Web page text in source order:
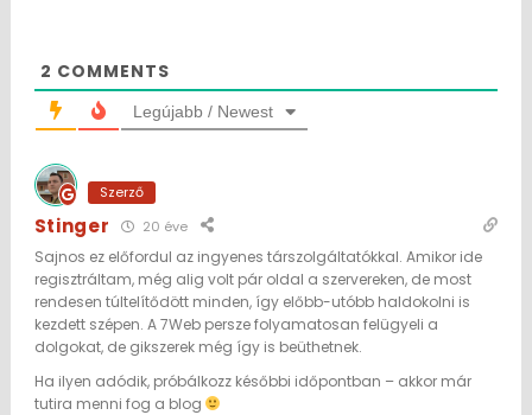
2 COMMENTS
Legújabb / Newest
Szerző
Stinger 20 éve
Sajnos ez előfordul az ingyenes társzolgáltatókkal. Amikor ide
regisztráltam, még alig volt pár oldal a szervereken, de most
rendesen túltelítődött minden, így előbb-utóbb haldokolni is
kezdett szépen. A 7Web persze folyamatosan felügyeli a
dolgokat, de gikszerek még így is beüthetnek.
Ha ilyen adódik, próbálkozz későbbi időpontban – akkor már
tutira menni fog a blog